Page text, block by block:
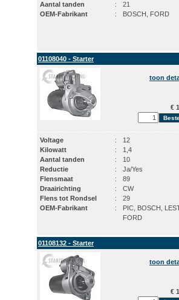
Aantal tanden
:
21
OEM-Fabrikant
: BOSCH, FORD
01108040 - Starter
toon
€
Voltage :
12
Kilowatt
:
1,4
Aantal tanden
:
10
Reductie
:
Ja/Yes
Flensmaat
:
89
Draairichting
:
CW
Flens tot Rondsel
:
29
OEM-Fabrikant
:
PIC, BOSCH,
FORD
01108132 - Starter
toon
€